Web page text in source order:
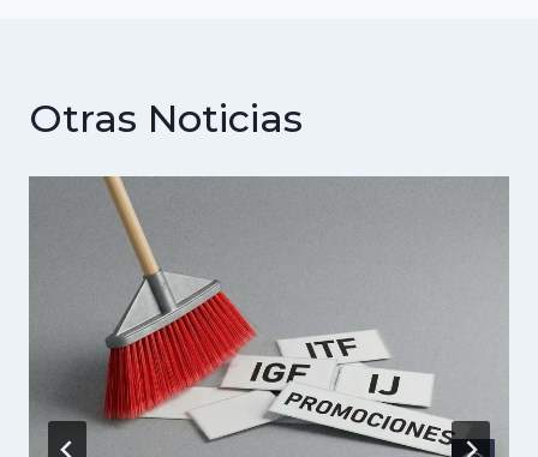
Otras Noticias